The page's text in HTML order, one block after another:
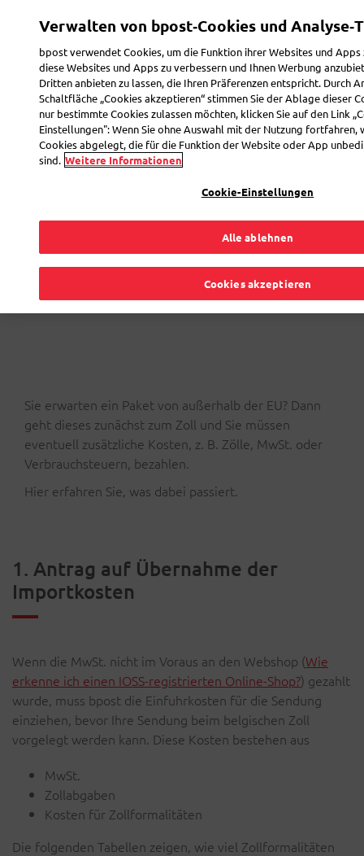
Toggle navigation
Paket beim Zoll
So verlaufen der Einfuhrprozess und die
Berechnung der Zölle
Sie erwarten ein Paket von außerhalb der EU? Dann
geht dieses zunächst zum Zoll und Sie müssen
eventuell zusätzliche Kosten, z. B. Zölle, MwSt. oder
Verbrauchsteuern, bezahlen.
Hier erfahren Sie, was dabei passiert.
1. Antrag auf Übernahme der
Importkosten
Wenn die MwSt. nicht im Voraus an den Webshop (Wie
erkenne ich einen IOSS-registrierten Online-Shop?) gezahlt
wurde, muss bpost die Einfuhrkosten für die Sendung
einziehen, bevor Ihre Sendung beim belgischen Zoll
vorgelegt werden kann. Diese Kosten bestehen aus
MwSt.
Zollabgaben
Kosten für Zollformalitäten
Die folgenden Tabellen zeigen, wie viel Zollformalitäten
Verwalten von bpost‑Cookies und
bpost verwendet Cookies, um die Funktion ihrer Websites und
diese Websites und Apps zu verbessern und Ihnen Werbung
Dritten anbieten zu lassen, die Ihren Präferenzen entspricht. Durch
Schaltfläche „Cookies akzeptieren“ stimmen Sie der Ablage dieser
nur bestimmte Cookies zulassen möchten, klicken Sie auf den Link
Einstellungen": Wenn Sie ohne Auswahl mit der Nutzung fortfahren,
Cookies abgelegt, die für die Funktion der Website oder App
sind. Weitere Informationen
Cookie-Einstellungen
Alle ablehnen
Cookies akzeptieren